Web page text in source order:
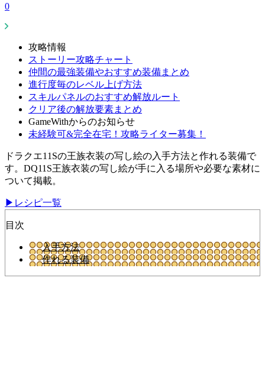
0
攻略情報
ストーリー攻略チャート
仲間の最強装備やおすすめ装備まとめ
進行度毎のレベル上げ方法
スキルパネルのおすすめ解放ルート
クリア後の解放要素まとめ
GameWithからのお知らせ
未経験可&完全在宅！攻略ライター募集！
ドラクエ11Sの王族衣装の写し絵の入手方法と作れる装備で
す。DQ11S王族衣装の写し絵が手に入る場所や必要な素材に
ついて掲載。
▶レシピ一覧
目次
入手方法
作れる装備